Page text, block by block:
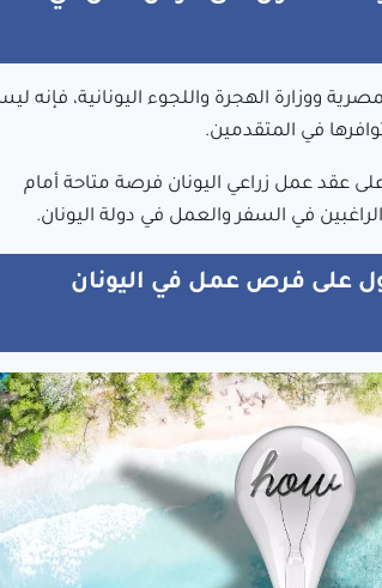
ووزارة الهجرة واللجوء اليونانية، فإنه
في المتقدمين.
عقد عمل زراعي اليونان فرصة متاحة أمام
في السفر والعمل في دولة اليونان.
على فرص عمل في اليونان